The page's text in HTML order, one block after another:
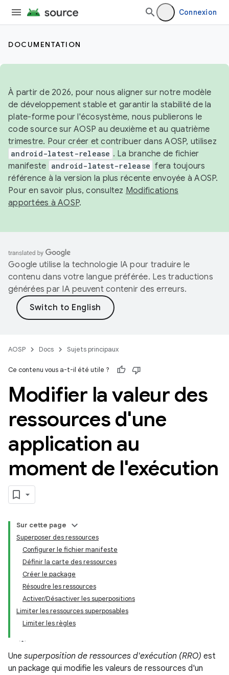
Connexion
DOCUMENTATION
À partir de 2026, pour nous aligner sur notre modèle
de développement stable et garantir la stabilité de la
plate-forme pour l'écosystème, nous publierons le
code source sur AOSP au deuxième et au quatrième
trimestre. Pour créer et contribuer dans AOSP, utilisez
android-latest-release . La branche de fichier
manifeste android-latest-release fera toujours
référence à la version la plus récente envoyée à AOSP.
Pour en savoir plus, consultez Modifications
apportées à AOSP.
Google utilise la technologie IA pour traduire le
contenu dans votre langue préférée. Les traductions
générées par IA peuvent contenir des erreurs.
AOSP Docs Sujets principaux
Ce contenu vous a-t-il été utile ?
Modifier la valeur des
ressources d'une
application au
moment de l'exécution
Sur cette page
Superposer des ressources
Configurer le fichier manifeste
Définir la carte des ressources
Créer le package
Résoudre les ressources
Activer/Désactiver les superpositions
Limiter les ressources superposables
Limiter les règles
Une superposition de ressources d'exécution (RRO) est
un package qui modifie les valeurs de ressources d'un